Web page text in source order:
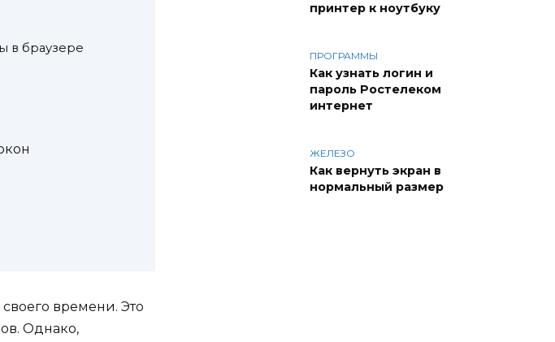
в браузере
времени. Это
Однако,
принтер к ноутбуку
ПРОГРАММЫ
Как узнать логин и
пароль Ростелеком
интернет
ЖЕЛЕЗО
Как вернуть экран в
нормальный размер